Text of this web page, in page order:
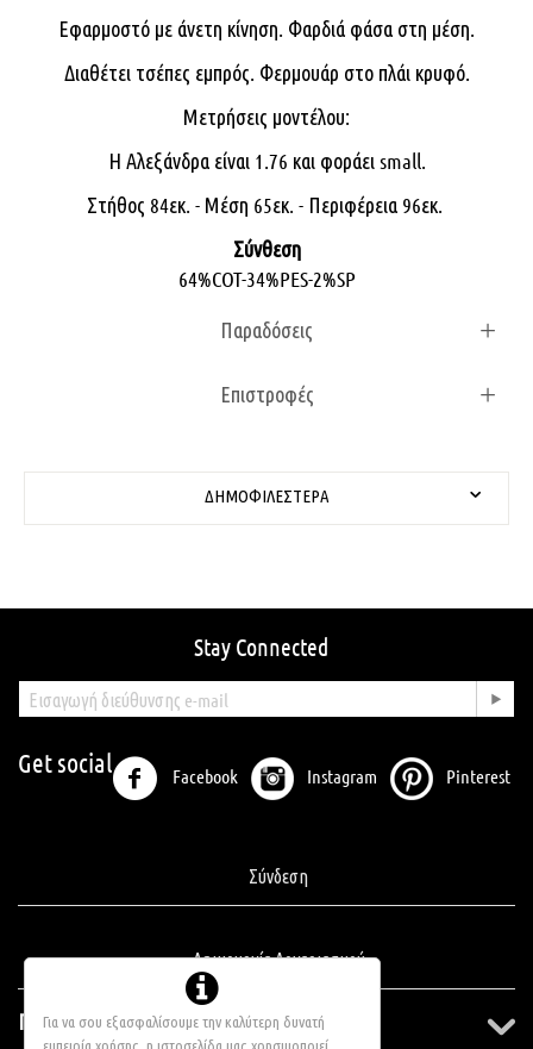
Εφαρμοστό με άνετη κίνηση. Φαρδιά φάσα στη μέση.
Διαθέτει τσέπες εμπρός. Φερμουάρ στο πλάι κρυφό.
Μετρήσεις μοντέλου:
Η Αλεξάνδρα είναι 1.76 και φοράει small.
Στήθος 84εκ. - Μέση 65εκ. - Περιφέρεια 96εκ.
Σύνθεση
64%COT-34%PES-2%SP
Παραδόσεις
Επιστροφές
ΔΗΜΟΦΙΛΈΣΤΕΡΑ
Stay Connected
Get social Facebook Instagram Pinterest
Σύνδεση
Δημιουργία Λογαριασμού
Πληροφορίες
Για να σου εξασφαλίσουμε την καλύτερη δυνατή
εμπειρία χρήσης, η ιστοσελίδα μας χρησιμοποιεί